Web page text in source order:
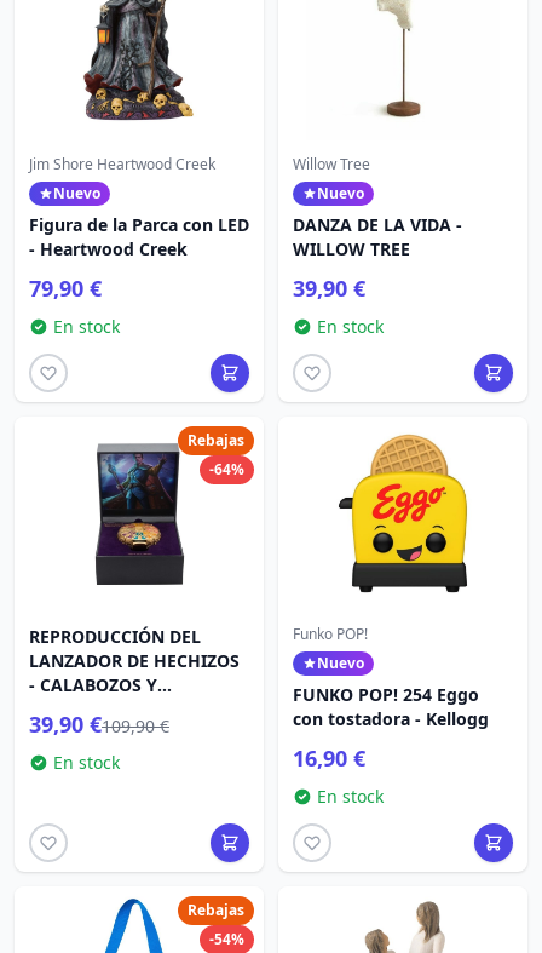
Jim Shore Heartwood Creek
Nuevo
Figura de la Parca con LED
- Heartwood Creek
79,90 €
En stock
Willow Tree
Nuevo
DANZA DE LA VIDA -
WILLOW TREE
39,90 €
En stock
Rebajas
-64%
REPRODUCCIÓN DEL
LANZADOR DE HECHIZOS
- CALABOZOS Y
LOS LADRONES
39,90 €109,90 €
En stock
Funko POP!
Nuevo
FUNKO POP! 254 Eggo
con tostadora - Kellogg
16,90 €
En stock
Rebajas
-54%